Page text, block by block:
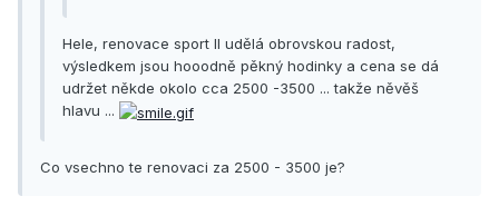
Hele, renovace sport II udělá obrovskou radost,
výsledkem jsou hooodně pěkný hodinky a cena se dá
udržet někde okolo cca 2500 -3500 ... takže něvěš
hlavu ...
Co vsechno te renovaci za 2500 - 3500 je?